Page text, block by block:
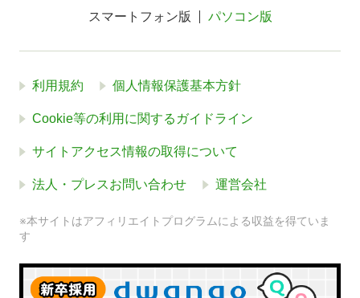
スマートフォン版 パソコン版
利用規約 個人情報保護基本方針
Cookie等の利用に関するガイドライン
サイトアクセス情報の取得について
法人・プレスお問い合わせ 運営会社
※本サイトはアフィリエイトプログラムによる収益を得ていま
す